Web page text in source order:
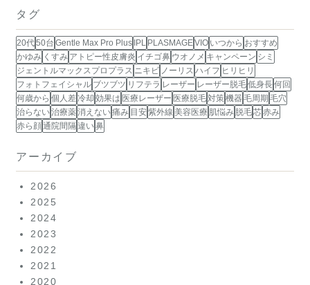
タグ
20代50台 Gentle Max Pro Plus IPL PLASMAGEVIO いつから おすすめ
かゆみ くすみ アトピー性皮膚炎 イチゴ鼻 ウオノメ キャンペーン シミ
ジェントルマックスプロプラス ニキビ ノーリス ハイフ ヒリヒリ
フォトフェイシャル ブツブツ リフテラ レーザー レーザー脱毛低身長何回
何歳から 個人差冷却 効果は 医療レーザー 医療脱毛対策機器 毛周期 毛穴
治らない治療薬消えない痛み 目安紫外線 美容医療 肌悩み 脱毛芯赤み
赤ら顔通院間隔 違い鼻
アーカイブ
2026
2025
2024
2023
2022
2021
2020